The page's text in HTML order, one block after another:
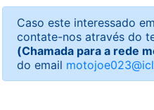
Caso este interessado
contate-nos através do
(Chamada para a rede
do email